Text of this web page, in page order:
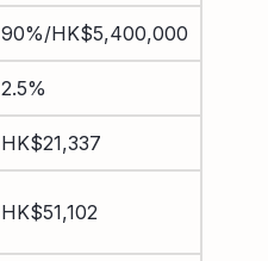
90%/HK$5,400,000
2.5%
HK$21,337
HK$51,102